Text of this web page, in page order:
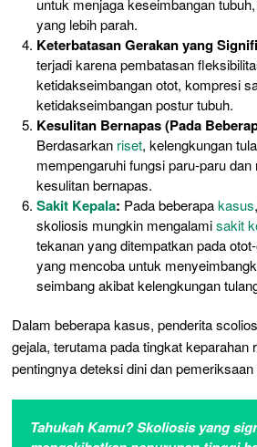
untuk menjaga keseimbangan
yang lebih parah.
Keterbatasan Gerakan yang
terjadi karena pembatasan
ketidakseimbangan otot, kompresi
ketidakseimbangan postur tubuh.
Kesulitan Bernapas (Pada
Berdasarkan riset, kelengkungan
mempengaruhi fungsi paru-paru
kesulitan bernapas.
Sakit Kepala: Pada beberapakasus
skoliosis mungkin mengalamisakit
tekanan yang ditempatkan pada
yang mencoba untuk
seimbang akibat kelengkungan
Dalam beberapa kasus, penderita
gejala, terutama pada tingkat keparahan
pentingnya deteksi dini dan pemeriksaan
Tahukah Kamu? Skoliosis yang